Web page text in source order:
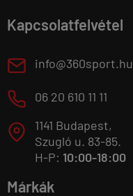
Kapcsolatfelvétel
E info@360sport.hu
M 06 20 610 11 11
T
1141 Budapest,
Szugló u. 83-85.
H-P: 10:00-18:00
Márkák